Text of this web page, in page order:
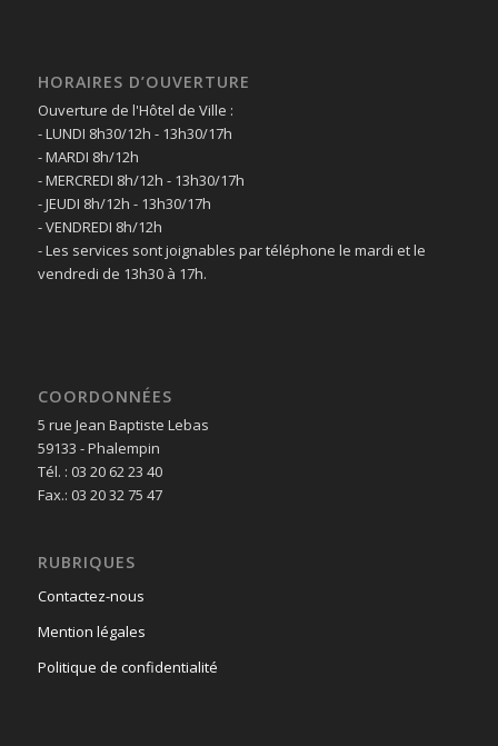
HORAIRES D’OUVERTURE
Ouverture de l'Hôtel de Ville :
- LUNDI 8h30/12h - 13h30/17h
- MARDI 8h/12h
- MERCREDI 8h/12h - 13h30/17h
- JEUDI 8h/12h - 13h30/17h
- VENDREDI 8h/12h
- Les services sont joignables par téléphone le mardi et le
vendredi de 13h30 à 17h.
COORDONNÉES
5 rue Jean Baptiste Lebas
59133 - Phalempin
Tél. : 03 20 62 23 40
Fax.: 03 20 32 75 47
RUBRIQUES
Contactez-nous
Mention légales
Politique de confidentialité